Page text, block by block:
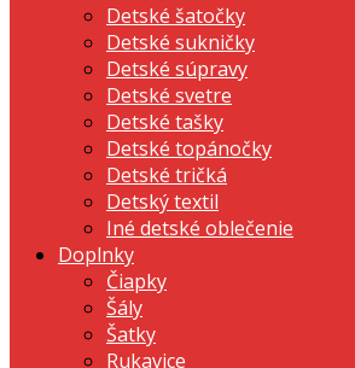
Detské šatočky
Detské sukničky
Detské súpravy
Detské svetre
Detské tašky
Detské topánočky
Detské tričká
Detský textil
Iné detské oblečenie
Doplnky
Čiapky
Šály
Šatky
Rukavice